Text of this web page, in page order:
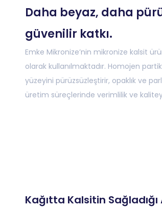
Daha beyaz, daha
güvenilir katkı.
Emke Mikronize’nin mikronize kalsit
olarak kullanılmaktadır. Homojen
yüzeyini pürüzsüzleştirir, opaklık ve
üretim süreçlerinde verimlilik ve
Kağıtta Kalsitin